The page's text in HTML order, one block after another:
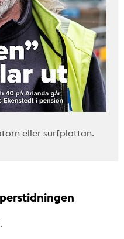
eller surfplattan.